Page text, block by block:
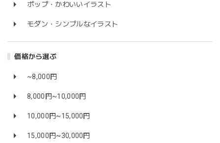
ポップ・かわいいイラスト
モダン・シンプルなイラスト
価格から選ぶ
~8,000円
8,000円~10,000円
10,000円~15,000円
15,000円~30,000円